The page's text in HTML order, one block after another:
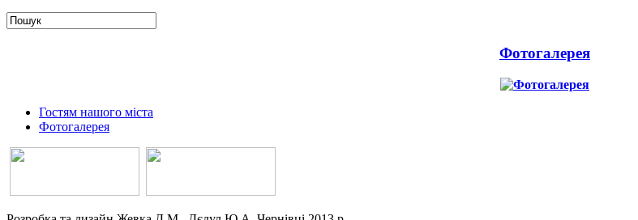
Фотогалерея
Гостям нашого міста
Фотогалерея